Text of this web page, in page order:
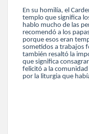
En su homilía, el
templo que significa
hablo mucho de las
recomendó a los
porque esos eran
sometidos a trabajos
también resaltó la
que significa
felicitó a la
por la liturgia que